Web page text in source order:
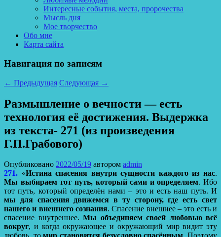
Интересные события, места, пророчества
Мысль дня
Мое творчество
Обо мне
Карта сайта
Навигация по записям
← Предыдущая Следующая →
Размышление о вечности — есть
технология её достижения. Выдержка
из текста- 271 (из произведения
Г.П.Грабового)
Опубликовано 2022/05/19 автором admin
271. «Истина спасения внутри сущности каждого из нас.
Мы выбираем тот путь, который сами и определяем. Ибо
тот путь, который определён нами – это и есть наш путь. И
мы для спасения движемся в ту сторону, где есть свет
нашего и внешнего сознания. Спасение внешнее – это есть и
спасение внутреннее. Мы объединяем своей любовью всё
вокруг, и когда окружающее и окружающий мир видит эту